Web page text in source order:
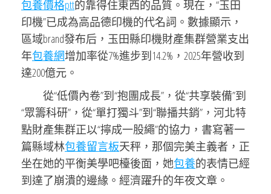
包養價格ptt的靠得住東西的品質。現在，“玉田
印機”已成為高品德印機的代名詞。數據顯示，
區域brand發布后，玉田縣印機財產集群營業支出
年包養網增加率從7%進步到14.2%，2025年營收到
達200億元。
從“低價內卷”到“抱團成長”，從“共享裝備”到
“眾籌科研”，從“單打獨斗”到“聯播共銷”，河北特
點財產集群正以“擰成一股繩”的協力，書寫著一
篇縣域林包養留言板天秤，那個完美主義者，正
坐在她的平衡美學吧檯後面，她包養的表情已經
到達了崩潰的邊緣。經濟躍升的年夜文章。